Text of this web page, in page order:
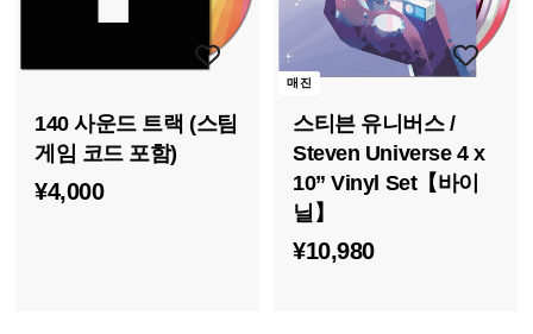
140 사운드 트랙 (스팀
게임 코드 포함)
¥4,000¥
매진
스티븐 유니버스 /
Steven Universe 4 x
10” Vinyl Set【바이
닐】
¥10,980¥